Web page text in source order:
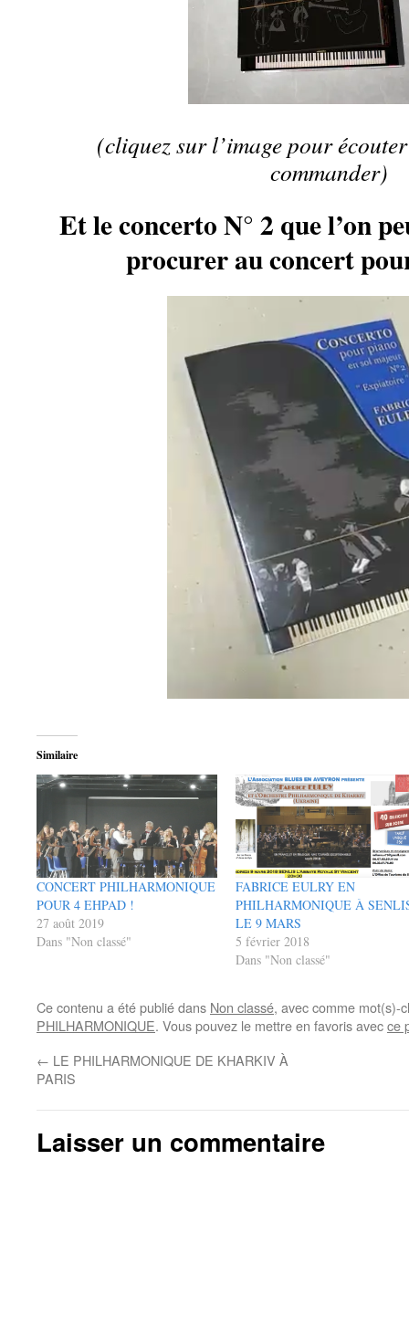
(cliquez sur l’image pour
commander)
Et le concerto N° 2 que l’on
procurer au concert
Similaire
CONCERT PHILHARMONIQUE
POUR 4 EHPAD !
27 août 2019
Dans "Non classé"
FABRICE EULRY EN
PHILHARMONIQUE À
LE 9 MARS
5 février 2018
Dans "Non classé"
Ce contenu a été publié dans Non classé, avec comme mot(s)-
PHILHARMONIQUE. Vous pouvez le mettre en favoris avecce
← LE PHILHARMONIQUE DE KHARKIV À
PARIS
Laisser un commentaire